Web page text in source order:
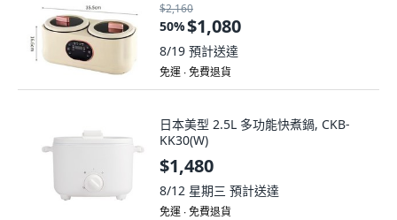
$2,160
50%$1,080
8/19 預計送達
免運 ∙ 免費退貨
日本美型 2.5L 多功能快煮鍋, CKB-
KK30(W)
$1,480
8/12 星期三 預計送達
免運 ∙ 免費退貨